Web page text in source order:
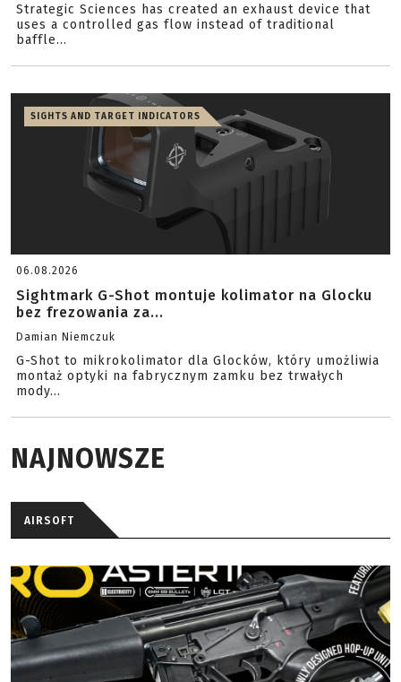
Strategic Sciences has created an exhaust device that
uses a controlled gas flow instead of traditional
baffle...
SIGHTS AND TARGET INDICATORS
06.08.2026
Sightmark G-Shot montuje kolimator na Glocku
bez frezowania za...
Damian Niemczuk
G-Shot to mikrokolimator dla Glocków, który umożliwia
montaż optyki na fabrycznym zamku bez trwałych
mody...
NAJNOWSZE
AIRSOFT